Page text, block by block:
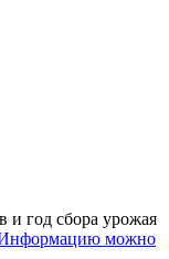
и год сбора урожая
можно